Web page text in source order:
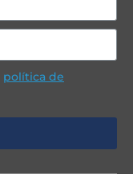
política de